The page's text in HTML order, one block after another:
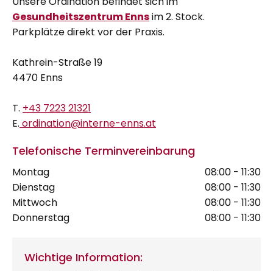
Gesundheitszentrum Ennsim 2. Stock.
Parkplätze direkt vor der Praxis.
Kathrein-Straße 19
4470 Enns
T. +43 7223 21321
E. ordination@interne-enns.at
Telefonische Terminvereinbarung
Montag
08:00 - 11:30
Dienstag
08:00 - 11:30
Mittwoch
08:00 - 11:30
Donnerstag
08:00 - 11:30
Wichtige Information: